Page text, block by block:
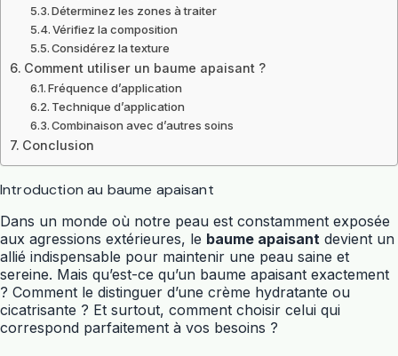
Déterminez les zones à traiter
Vérifiez la composition
Considérez la texture
Comment utiliser un baume apaisant ?
Fréquence d’application
Technique d’application
Combinaison avec d’autres soins
Conclusion
Introduction au baume apaisant
Dans un monde où notre peau est constamment exposée
aux agressions extérieures, le baume apaisant devient un
allié indispensable pour maintenir une peau saine et
sereine. Mais qu’est-ce qu’un baume apaisant exactement
? Comment le distinguer d’une crème hydratante ou
cicatrisante ? Et surtout, comment choisir celui qui
correspond parfaitement à vos besoins ?